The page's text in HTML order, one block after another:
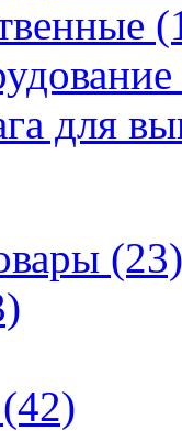
для
(23)
(42)